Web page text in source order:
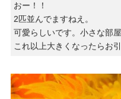
おー！！
2匹並んでますねえ。
可愛らしいです。小さな部
これ以上大きくなったらお